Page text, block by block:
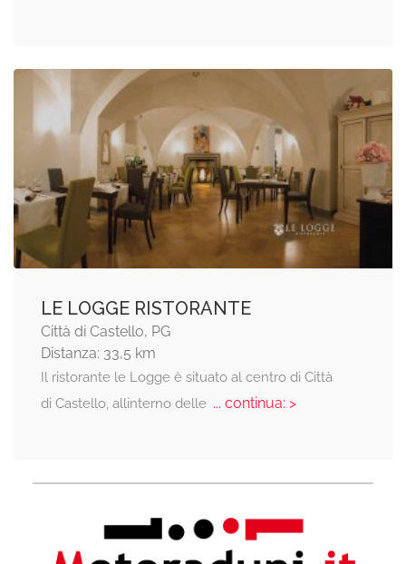
LE LOGGE RISTORANTE
Città di Castello, PG
Distanza: 33,5 km
Il ristorante le Logge è situato al centro di Città
di Castello, allinterno delle... continua: >